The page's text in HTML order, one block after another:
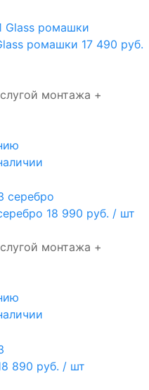
ромашки 17 490 руб.
монтажа +
18 990 руб. / шт
монтажа +
890 руб. / шт